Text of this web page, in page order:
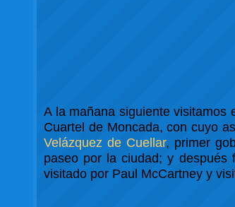
A la mañana siguiente visitamos
Cuartel de Moncada, con cuyo
Velázquez de Cuellar, primer
paseo por la ciudad; y después
visitado por Paul McCartney y